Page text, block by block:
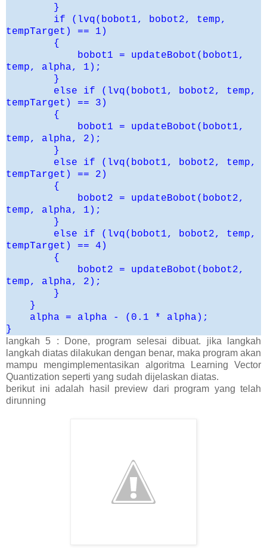
}
if (lvq(bobot1, bobot2, temp,
tempTarget) == 1)
{
bobot1 = updateBobot(bobot1,
temp, alpha, 1);
}
else if (lvq(bobot1, bobot2, temp,
tempTarget) == 3)
{
bobot1 = updateBobot(bobot1,
temp, alpha, 2);
}
else if (lvq(bobot1, bobot2, temp,
tempTarget) == 2)
{
bobot2 = updateBobot(bobot2,
temp, alpha, 1);
}
else if (lvq(bobot1, bobot2, temp,
tempTarget) == 4)
{
bobot2 = updateBobot(bobot2,
temp, alpha, 2);
}
}
alpha = alpha - (0.1 * alpha);
}
langkah 5 : Done, program selesai dibuat. jika langkah
langkah diatas dilakukan dengan benar, maka program akan
mampu mengimplementasikan algoritma Learning Vector
Quantization seperti yang sudah dijelaskan diatas.
berikut ini adalah hasil preview dari program yang telah
dirunning